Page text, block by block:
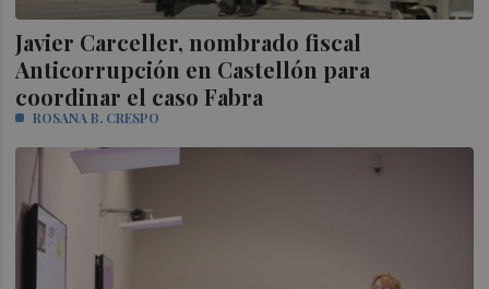
Javier Carceller, nombrado fiscal
Anticorrupción en Castellón para
coordinar el caso Fabra
ROSANA B. CRESPO